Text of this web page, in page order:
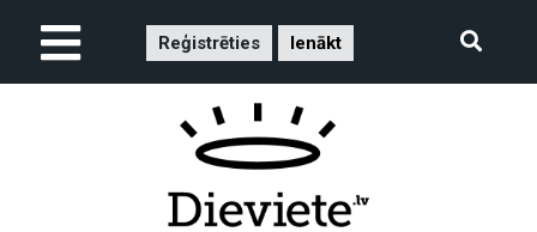
Reģistrēties Ienākt